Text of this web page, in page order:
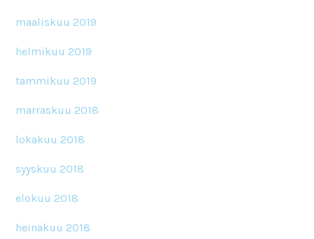
maaliskuu 2019
helmikuu 2019
tammikuu 2019
marraskuu 2018
lokakuu 2018
syyskuu 2018
elokuu 2018
heinäkuu 2018